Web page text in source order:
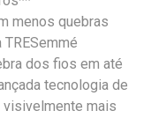
menos quebras
dos fios em até
tecnologia de
visivelmente mais